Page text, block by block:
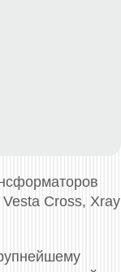
Cross, Xray